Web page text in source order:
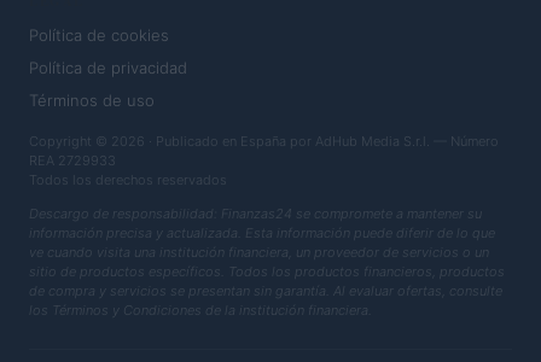
Política de cookies
Política de privacidad
Términos de uso
Copyright © 2026 · Publicado en España por AdHub Media S.r.l. — Número
REA 2729933
Todos los derechos reservados
Descargo de responsabilidad: Finanzas24 se compromete a mantener su
información precisa y actualizada. Esta información puede diferir de lo que
ve cuando visita una institución financiera, un proveedor de servicios o un
sitio de productos específicos. Todos los productos financieros, productos
de compra y servicios se presentan sin garantía. Al evaluar ofertas, consulte
los Términos y Condiciones de la institución financiera.